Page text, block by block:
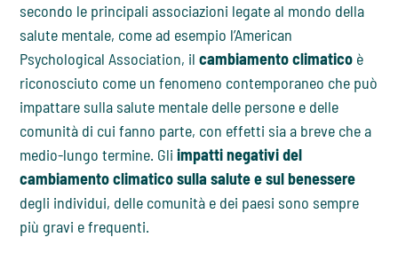
secondo le principali associazioni legate al mondo della
salute mentale, come ad esempio l’American
Psychological Association, ilcambiamento climatico è
riconosciuto come un fenomeno contemporaneo che può
impattare sulla salute mentale delle persone e delle
comunità di cui fanno parte, con effetti sia a breve che a
medio-lungo termine. Gliimpatti negativi del
cambiamento climatico sulla salute e sul benessere
degli individui, delle comunità e dei paesi sono sempre
più gravi e frequenti.